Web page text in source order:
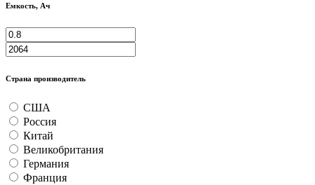
Емкость, Ач
Страна производитель
США
Россия
Китай
Великобритания
Германия
Франция